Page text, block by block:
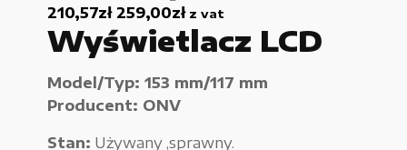
Materiały budowlane
Nowe części zamienne
Pompy i przekładnie
210,57zł 259,00złz vat
Wyświetlacz LCD
Model/Typ: 153 mm/117 mm
Producent: ONV
Stan: Używany ,sprawny.